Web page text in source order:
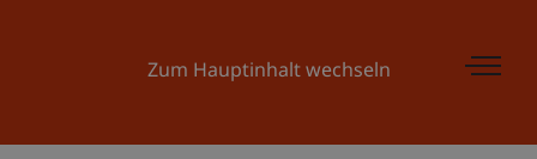
Zum Hauptinhalt wechseln